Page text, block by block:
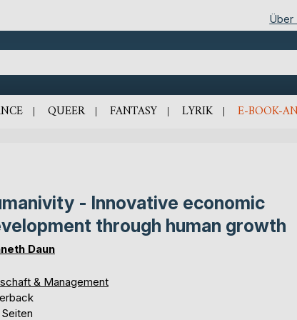
Über
QUEER FANTASY LYRIK E-BOOK-
- Innovative economic
through human growth
Daun
& Management